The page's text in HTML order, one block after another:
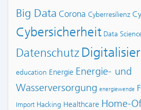
Big Data Corona Cyberresilienz
Cybersicherheit Data
Datenschutz
education Energie Energie- und
Wasserversorgung energiewende
Import Hacking Healthcare Home-